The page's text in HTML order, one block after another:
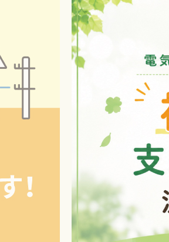
長州産業 CB-
長州産業 CB-
長州産業 CB-
長州産業 CB-LMP63A
CanadianSolar EP
CanadianSolar EP
CanadianSolar EP